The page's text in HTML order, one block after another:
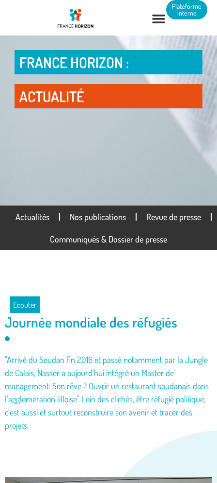
Plateforme
interne
FRANCE HORIZON :
ACTUALITÉ
Actualités Nos publications Revue de presse
Communiqués & Dossier de presse
Ecouter
Journée mondiale des réfugiés
"Arrivé du Soudan fin 2016 et passé notamment par la Jungle
de Calais, Nasser a aujourd'hui intégré un Master de
management. Son rêve ? Ouvrir un restaurant soudanais dans
l'agglomération lilloise". Loin des clichés, être réfugié politique,
c'est aussi et surtout reconstruire son avenir et tracer des
projets.